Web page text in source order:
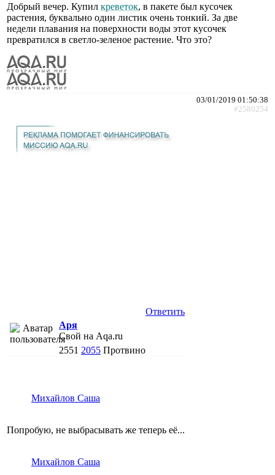
Добрый вечер. Купил креветок, в пакете был кусочек
растения, буквально один листик очень тонкий. За две
недели плавания на поверхности воды этот кусочек
превратился в светло-зеленое растение. Что это?
03/01/2019 01:50:38
#2580254
Ответить
Аря
Свой на Aqa.ru
2551 2055 Протвино
Михайлов Саша
Попробую, не выбрасывать же теперь её...
Михайлов Саша